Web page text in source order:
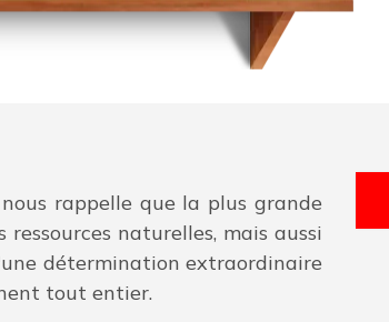
rappelle que la plus grande
naturelles, mais aussi
détermination extraordinaire
tout entier.